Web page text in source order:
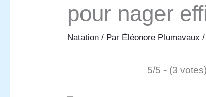
pour nager
Natation / Par Éléonore Plumavaux
5/5 - (3 votes)